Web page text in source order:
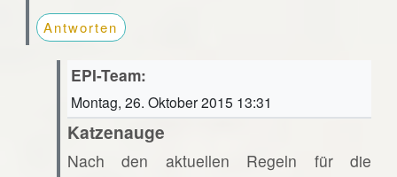
Antworten
EPI-Team:
Montag, 26. Oktober 2015 13:31
Katzenauge
Nach den aktuellen Regeln für die